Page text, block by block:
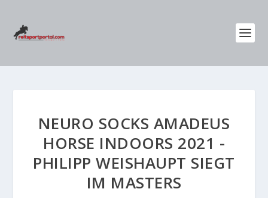
NEURO SOCKS AMADEUS
HORSE INDOORS 2021 -
PHILIPP WEISHAUPT SIEGT
IM MASTERS